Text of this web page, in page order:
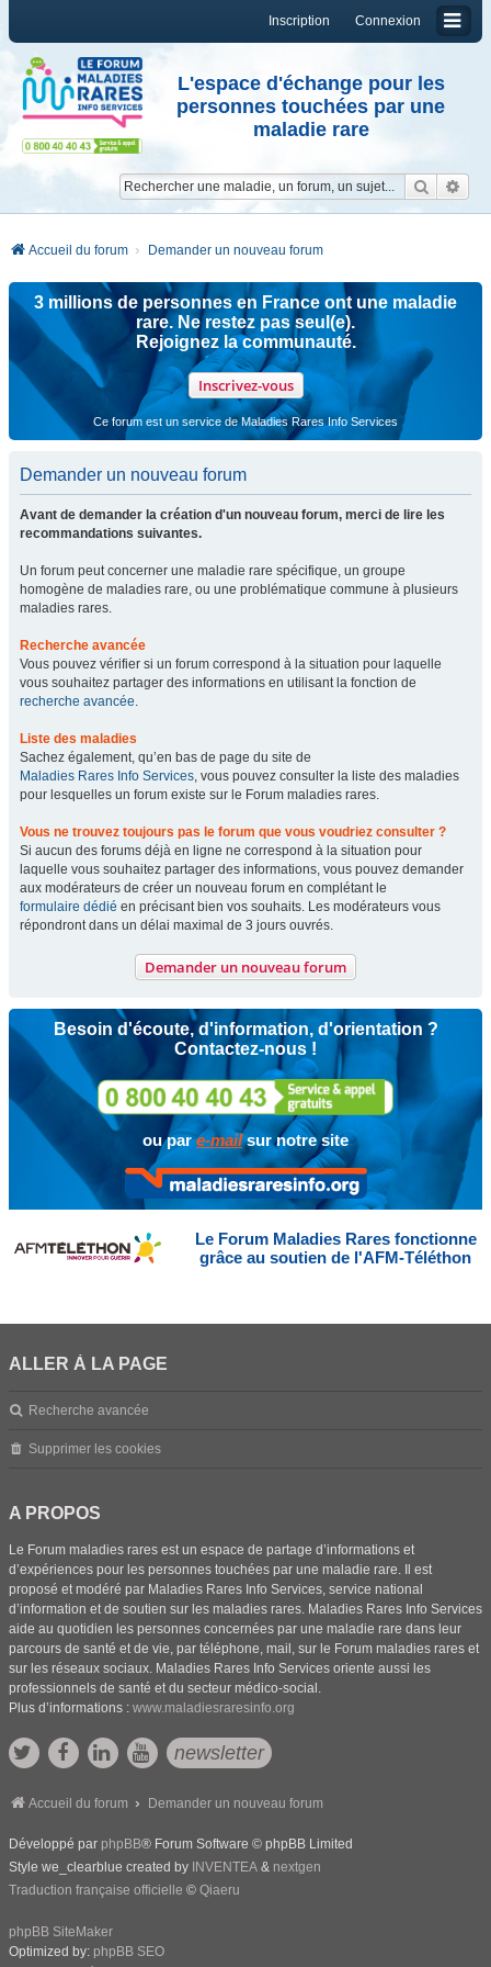
Connexion
Inscription
L'espace d'échange pour les
personnes touchées par une
maladie rare
Accueil du forum Demander un nouveau forum
3 millions de personnes en France ont une maladie
rare. Ne restez pas seul(e).
Rejoignez la communauté.
Inscrivez-vous
Ce forum est un service de Maladies Rares Info Services
Demander un nouveau forum
Avant de demander la création d'un nouveau forum, merci de lire les
recommandations suivantes.
Un forum peut concerner une maladie rare spécifique, un groupe
homogène de maladies rare, ou une problématique commune à plusieurs
maladies rares.
Recherche avancée
Vous pouvez vérifier si un forum correspond à la situation pour laquelle
vous souhaitez partager des informations en utilisant la fonction de
recherche avancée.
Liste des maladies
Sachez également, qu’en bas de page du site de
Maladies Rares Info Services, vous pouvez consulter la liste des maladies
pour lesquelles un forum existe sur le Forum maladies rares.
Vous ne trouvez toujours pas le forum que vous voudriez consulter ?
Si aucun des forums déjà en ligne ne correspond à la situation pour
laquelle vous souhaitez partager des informations, vous pouvez demander
aux modérateurs de créer un nouveau forum en complétant le
formulaire dédié en précisant bien vos souhaits. Les modérateurs vous
répondront dans un délai maximal de 3 jours ouvrés.
Demander un nouveau forum
Besoin d'écoute, d'information, d'orientation ?
Contactez-nous !
ou pare-mailsur notre site
Le Forum Maladies Rares fonctionne
grâce au soutien de l'AFM-Téléthon
ALLER À LA PAGE
Recherche avancée
Supprimer les cookies
A PROPOS
Le Forum maladies rares est un espace de partage d’informations et
d’expériences pour les personnes touchées par une maladie rare. Il est
proposé et modéré par Maladies Rares Info Services, service national
d’information et de soutien sur les maladies rares. Maladies Rares Info Services
aide au quotidien les personnes concernées par une maladie rare dans leur
parcours de santé et de vie, par téléphone, mail, sur le Forum maladies rares et
sur les réseaux sociaux. Maladies Rares Info Services oriente aussi les
professionnels de santé et du secteur médico-social.
Plus d’informations : www.maladiesraresinfo.org
newsletter
Accueil du forum Demander un nouveau forum
Développé par phpBB® Forum Software © phpBB Limited
Style we_clearblue created by INVENTEA & nextgen
Traduction française officielle © Qiaeru
phpBB SiteMaker
Optimized by: phpBB SEO